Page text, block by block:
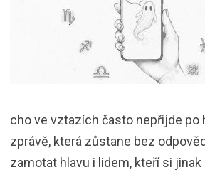
cho ve vztazích často nepřijde po
zprávě, která zůstane bez
zamotat hlavu i lidem, kteří si jinak